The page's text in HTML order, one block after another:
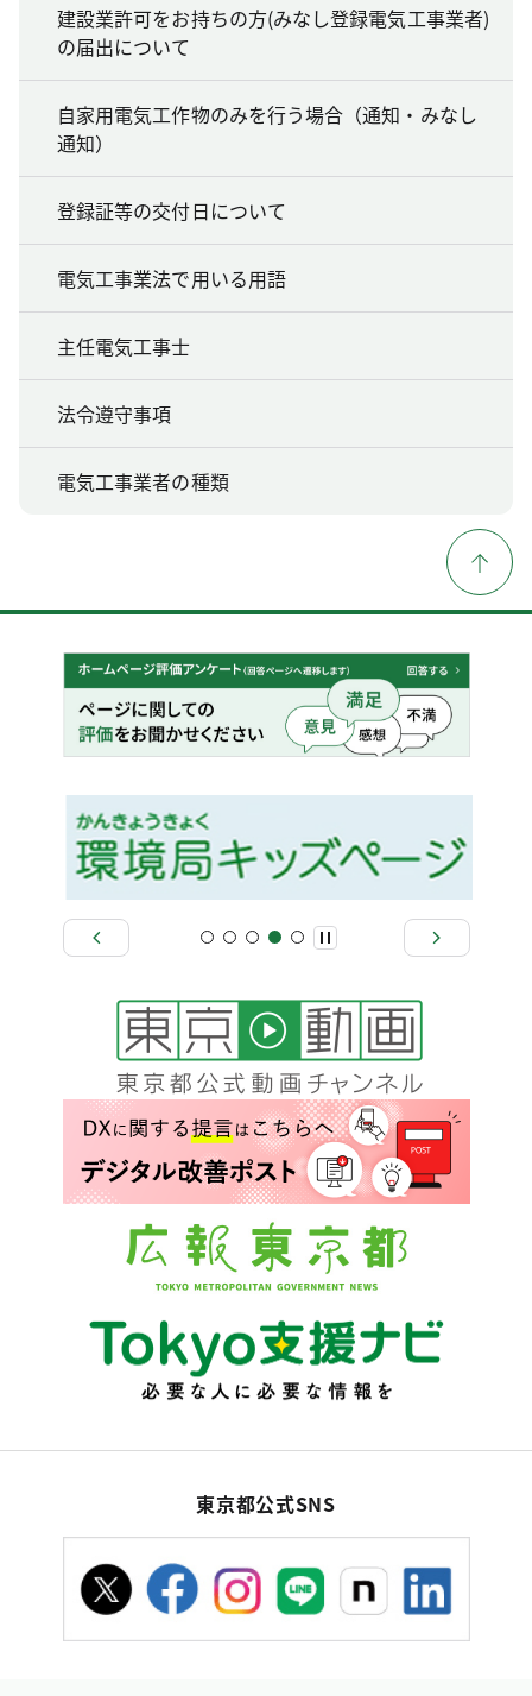
建設業許可をお持ちの方(みなし登録電気工事業者)
の届出について
自家用電気工作物のみを行う場合（通知・みなし
通知）
登録証等の交付日について
電気工事業法で用いる用語
主任電気工事士
法令遵守事項
電気工事業者の種類
東京都公式SNS